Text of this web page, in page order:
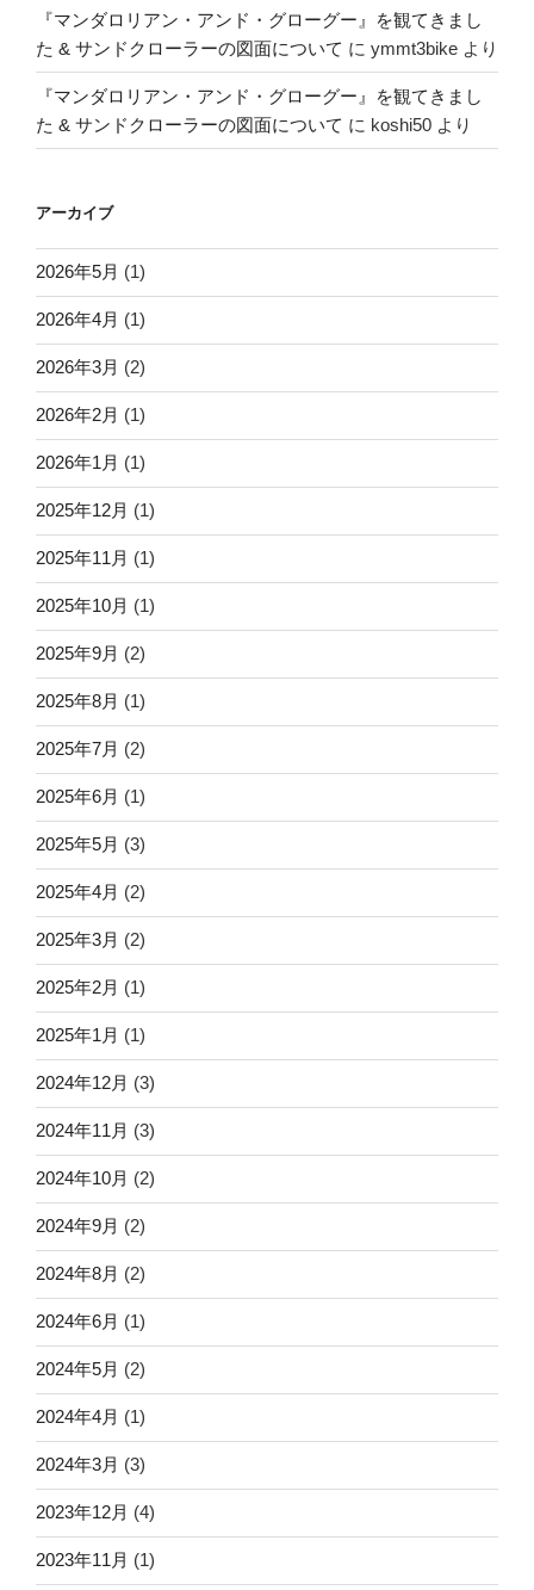
『マンダロリアン・アンド・グローグー』を観てきまし
た & サンドクローラーの図面について に ymmt3bike より
『マンダロリアン・アンド・グローグー』を観てきまし
た & サンドクローラーの図面について に koshi50 より
アーカイブ
2026年5月 (1)
2026年4月 (1)
2026年3月 (2)
2026年2月 (1)
2026年1月 (1)
2025年12月 (1)
2025年11月 (1)
2025年10月 (1)
2025年9月 (2)
2025年8月 (1)
2025年7月 (2)
2025年6月 (1)
2025年5月 (3)
2025年4月 (2)
2025年3月 (2)
2025年2月 (1)
2025年1月 (1)
2024年12月 (3)
2024年11月 (3)
2024年10月 (2)
2024年9月 (2)
2024年8月 (2)
2024年6月 (1)
2024年5月 (2)
2024年4月 (1)
2024年3月 (3)
2023年12月 (4)
2023年11月 (1)